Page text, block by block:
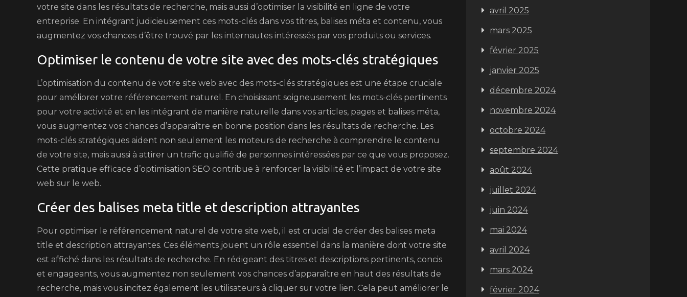
votre site dans les résultats de recherche, mais aussi d’optimiser la visibilité en ligne de votre
entreprise. En intégrant judicieusement ces mots-clés dans vos titres, balises méta et contenu, vous
augmentez vos chances d’être trouvé par les internautes intéressés par vos produits ou services.
Optimiser le contenu de votre site avec des mots-clés stratégiques
L’optimisation du contenu de votre site web avec des mots-clés stratégiques est une étape cruciale
pour améliorer votre référencement naturel. En choisissant soigneusement les mots-clés pertinents
pour votre activité et en les intégrant de manière naturelle dans vos articles, pages et balises méta,
vous augmentez vos chances d’apparaître en bonne position dans les résultats de recherche. Les
mots-clés stratégiques aident non seulement les moteurs de recherche à comprendre le contenu
de votre site, mais aussi à attirer un trafic qualifié de personnes intéressées par ce que vous proposez.
Cette pratique efficace d’optimisation SEO contribue à renforcer la visibilité et l’impact de votre site
web sur le web.
Créer des balises meta title et description attrayantes
Pour optimiser le référencement naturel de votre site web, il est crucial de créer des balises meta
title et description attrayantes. Ces éléments jouent un rôle essentiel dans la manière dont votre site
est affiché dans les résultats de recherche. En rédigeant des titres et descriptions pertinents, concis
et engageants, vous augmentez non seulement vos chances d’apparaître en haut des résultats de
recherche, mais vous incitez également les utilisateurs à cliquer sur votre lien. Cela peut améliorer le
avril 2025
mars 2025
février 2025
janvier 2025
décembre 2024
novembre 2024
octobre 2024
septembre 2024
août 2024
juillet 2024
juin 2024
mai 2024
avril 2024
mars 2024
février 2024